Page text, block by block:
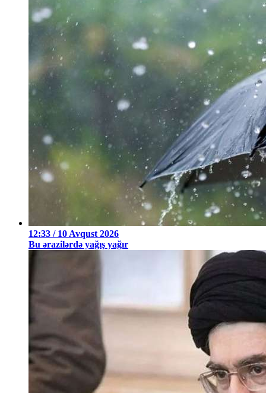
12:33 / 10 Avqust 2026
Bu ərazilərdə yağış yağır